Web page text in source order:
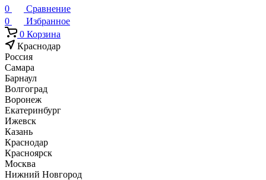
0
Сравнение
0
Избранное
0 Корзина
Краснодар
Россия
Самара
Барнаул
Волгоград
Воронеж
Екатеринбург
Ижевск
Казань
Краснодар
Красноярск
Москва
Нижний Новгород